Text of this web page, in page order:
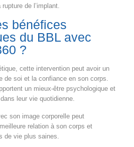
de l’implant.
bénéfices
du BBL avec
?
cette intervention peut avoir un
de soi et la confiance en son corps.
un mieux-être psychologique et
leur vie quotidienne.
son image corporelle peut
relation à son corps et
de vie plus saines.